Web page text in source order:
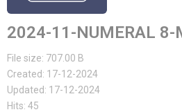
2024-11-NUMERAL 8-
File size: 707.00 B
Created: 17-12-2024
Updated: 17-12-2024
Hits: 45